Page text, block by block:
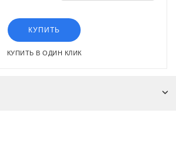
КУПИТЬ
КУПИТЬ В ОДИН КЛИК